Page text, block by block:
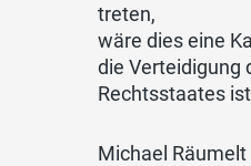
treten,
wäre dies eine
die Verteidigung
Rechtsstaates
Michael Räumelt